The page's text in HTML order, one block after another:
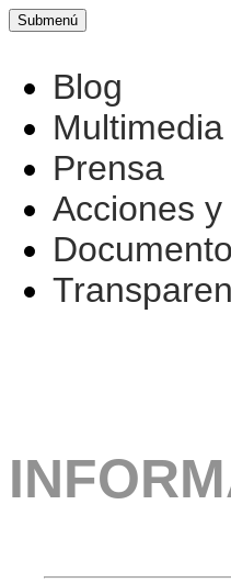
Submenú
Blog
Multimedia
Prensa
Acciones